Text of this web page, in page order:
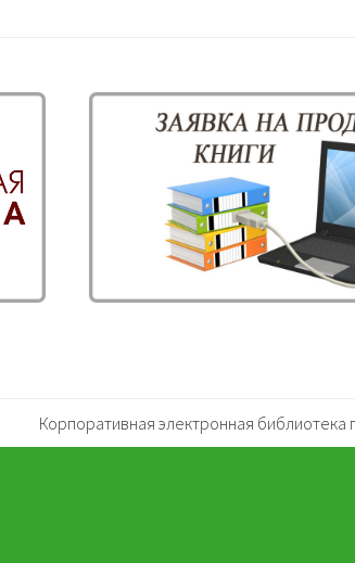
Корпоративная электронная библиотека